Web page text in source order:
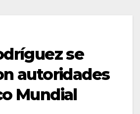
se
autoridades
Mundial